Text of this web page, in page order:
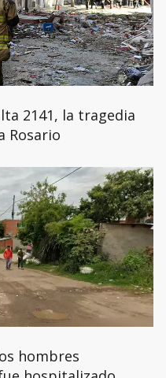
2141, la tragedia
Rosario
hombres